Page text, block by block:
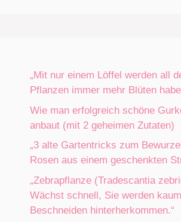
„Mit nur einem Löffel werden all
Pflanzen immer mehr Blüten
Wie man erfolgreich schöne
anbaut (mit 2 geheimen Zutaten)
„3 alte Gartentricks zum
Rosen aus einem geschenkten
„Zebrapflanze (Tradescantia
Wächst schnell, Sie werden
Beschneiden hinterherkommen.“